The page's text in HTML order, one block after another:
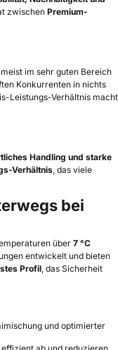
zwischen Premium-
im sehr guten Bereich
Konkurrenten in nichts
Leistungs-Verhältnis macht
Handling und starke
Verhältnis , das viele
bei
über 7 °C
entwickelt und bieten
Profil , das Sicherheit
und optimierter